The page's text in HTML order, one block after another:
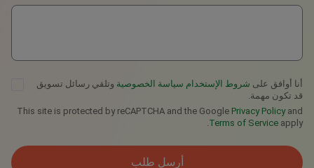
أنا أوافق على شروط الإستخدام سياسة الخصوصية وتلقي رسائل تسويق
قد تكون مهمة.
This site is protected by reCAPTCHA and the Google Privacy Policyand
Terms of Service apply.
أرسل طلب